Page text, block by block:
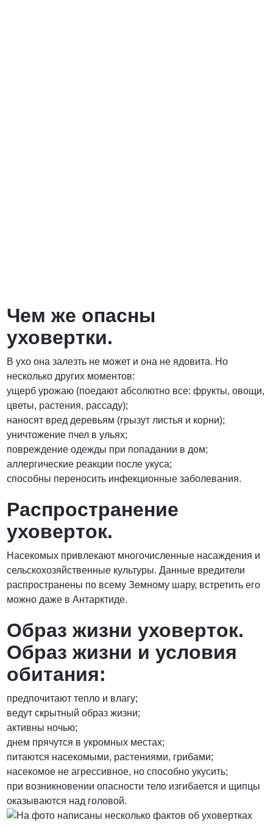
Чем же опасны
уховертки.
В ухо она залезть не может и она не ядовита. Но
несколько других моментов:
ущерб урожаю (поедают абсолютно все: фрукты, овощи,
цветы, растения, рассаду);
наносят вред деревьям (грызут листья и корни);
уничтожение пчел в ульях;
повреждение одежды при попадании в дом;
аллергические реакции после укуса;
способны переносить инфекционные заболевания.
Распространение
уховерток.
Насекомых привлекают многочисленные насаждения и
сельскохозяйственные культуры. Данные вредители
распространены по всему Земному шару, встретить его
можно даже в Антарктиде.
Образ жизни уховерток.
Образ жизни и условия
обитания:
предпочитают тепло и влагу;
ведут скрытный образ жизни;
активны ночью;
днем прячутся в укромных местах;
питаются насекомыми, растениями, грибами;
насекомое не агрессивное, но способно укусить;
при возникновении опасности тело изгибается и щипцы
оказываются над головой.